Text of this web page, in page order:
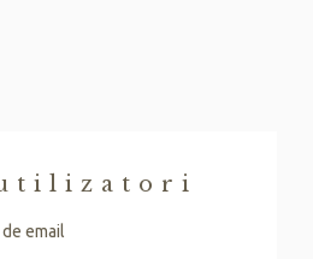
utilizatori
email